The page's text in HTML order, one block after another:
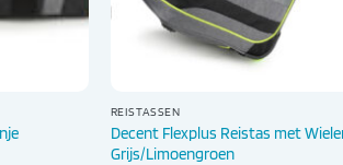
REISTASSEN
Decent Flexplus Reistas met
Grijs/Limoengroen